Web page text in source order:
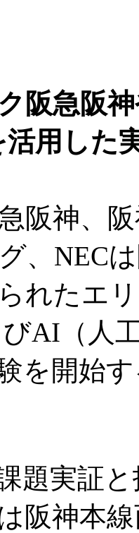
阪急阪
活用した
阪神、
、NEC
れたエ
AI（人
を開始
題実証と
阪神本